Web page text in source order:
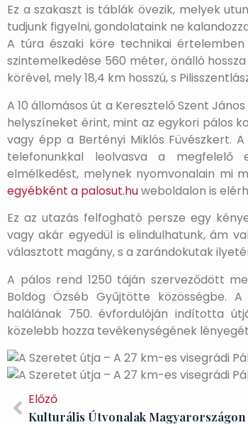
Ez a szakaszt is táblák övezik, melyek
tudjunk figyelni, gondolataink ne
A túra északi köre technikai
szintemelkedése 560 méter, önálló
körével, mely 18,4 km hosszú, s
A 10 állomásos út a Keresztelő Szent
helyszíneket érint, mint az egykori pálos
vagy épp a Bertényi Miklós Füvészkert.
telefonunkkal leolvasva a megfelelő
elmélkedést, melynek nyomvonalain mi
egyébként a palosut.huweboldalon is
Ez az utazás felfogható persze egy
vagy akár egyedül is elindulhatunk, ám
választott magány, s a zarándokutak
A pálos rend 1250 táján szerveződött
Boldog Özséb Gyűjtötte közösségbe.
halálának 750. évfordulóján indította
közelebb hozza tevékenységének
Előző
Kulturális Útvonalak Magyarországon